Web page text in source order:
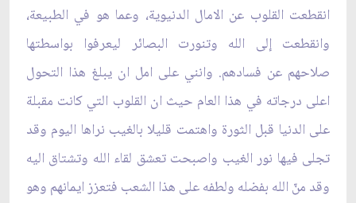
انقطعت القلوب عن الامال الدنيوية، وعما هو في الطبيعة،
وانقطعت إلى الله وتنورت البصائر ليعرفوا بواسطتها
صلاحهم عن فسادهم. وانني على امل ان يبلغ هذا التحول
اعلى درجاته في هذا العام حيث ان القلوب التي كانت مقبلة
على الدنيا قبل الثورة واهتمت قليلا بالغيب نراها اليوم وقد
تجلى فيها نور الغيب واصبحت تعشق لقاء الله وتشتاق اليه
وقد منّ الله بفضله ولطفه على هذا الشعب فتعزز ايمانهم وهو